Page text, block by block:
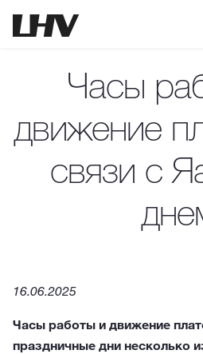
Часы
движение
связи с
16.06.2025
Часы работы и движение
праздничные дни несколько